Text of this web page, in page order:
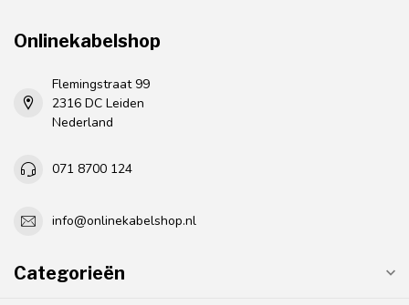
Onlinekabelshop
Flemingstraat 99
2316 DC Leiden
Nederland
071 8700 124
info@onlinekabelshop.nl
Categorieën